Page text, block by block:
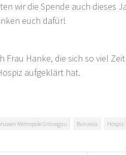
wir die Spende auch dieses
euch dafür!
Frau Hanke, die sich so viel
aufgeklärt hat.
Metropole Grönegau Borussia Hospiz